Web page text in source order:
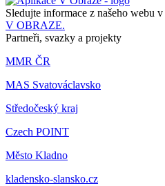
Sledujte informace z našeho webu v
V OBRAZE.
Partneři, svazky a projekty
MMR ČR
MAS Svatováclavsko
Středočeský kraj
Czech POINT
Město Kladno
kladensko-slansko.cz